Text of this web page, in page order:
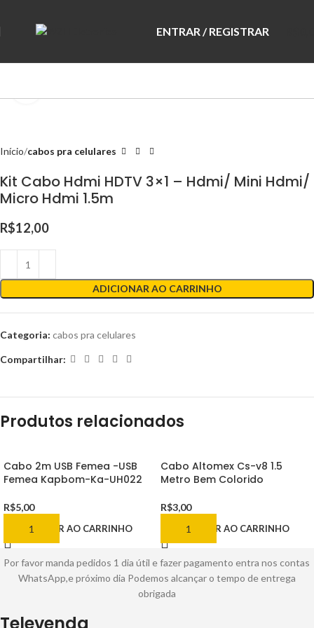
ENTRAR / REGISTRAR
Início cabos pra celulares
Kit Cabo Hdmi HDTV 3×1 – Hdmi/ Mini Hdmi/
Micro Hdmi 1.5m
R$12,00
ADICIONAR AO CARRINHO
Categoria: cabos pra celulares
Compartilhar:
Produtos relacionados
Cabo 2m USB Femea -USB
Femea Kapbom-Ka-UH022
R$5,00
ADICIONAR AO CARRINHO
Cabo Altomex Cs-v8 1.5
Metro Bem Colorido
R$3,00
ADICIONAR AO CARRINHO
Por favor manda pedidos 1 dia útil e fazer pagamento entra nos contas
WhatsApp,e próximo dia Podemos alcançar o tempo de entrega
obrigada